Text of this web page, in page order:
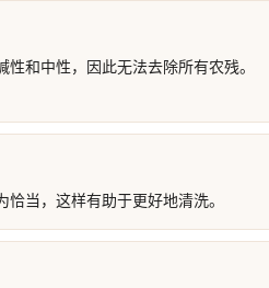
和中性，因此无法去除所有农残。
当，这样有助于更好地清洗。